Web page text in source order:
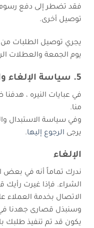
فقد تضطر إلى دفع
توصيل أخرى.
يجري توصيل الطلبات من
يوم الجمعة والعطلات
5. سياسة الإلغاء والمرتجعات والاستبدال
في عبايات النيره ،
منا.
وفي سياسة الاستبدال
يرجى الرجوع إليها.
الإلغاء
ندرك تماماً أنه في بعض
الشراء. فإذا غيرت
وسنبذل قصارى جهدنا في
يكون قد تم تنفيذ طلبك